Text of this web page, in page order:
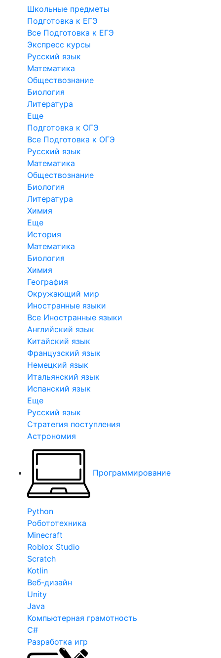
Школьные предметы
Подготовка к ЕГЭ
Все Подготовка к ЕГЭ
Экспресс курсы
Русский язык
Математика
Обществознание
Биология
Литература
Еще
Подготовка к ОГЭ
Все Подготовка к ОГЭ
Русский язык
Математика
Обществознание
Биология
Литература
Химия
Еще
История
Математика
Биология
Химия
География
Окружающий мир
Иностранные языки
Все Иностранные языки
Английский язык
Китайский язык
Французский язык
Немецкий язык
Итальянский язык
Испанский язык
Еще
Русский язык
Стратегия поступления
Астрономия
Программирование
Python
Робототехника
Minecraft
Roblox Studio
Scratch
Kotlin
Веб-дизайн
Unity
Java
Компьютерная грамотность
C#
Разработка игр